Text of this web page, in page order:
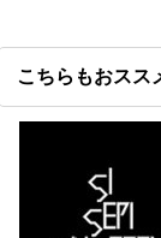
こちらもおスス